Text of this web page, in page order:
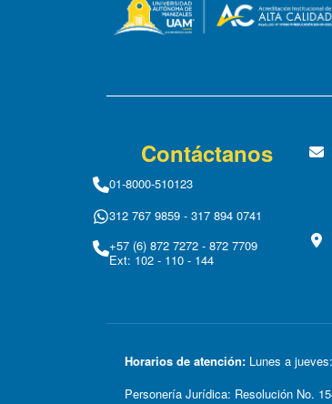
Contáctanos
01-8000-510123
312 767 9859 - 317 894 0741
+57 (6) 872 7272 - 872 7709
Ext: 102 - 110 - 144
Horarios de atención: Lunes a
Personería Jurídica: Resolución No.